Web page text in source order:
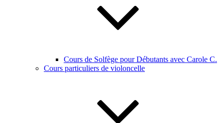
Cours de Solfège pour Débutants avec Carole C.
Cours particuliers de violoncelle